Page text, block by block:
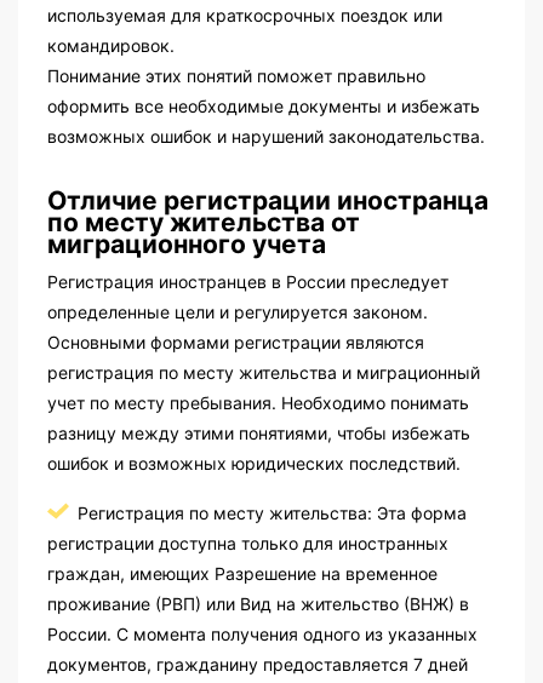
используемая для краткосрочных поездок или
командировок.
Понимание этих понятий поможет правильно
оформить все необходимые документы и избежать
возможных ошибок и нарушений законодательства.
Отличие регистрации иностранца
по месту жительства от
миграционного учета
Регистрация иностранцев в России преследует
определенные цели и регулируется законом.
Основными формами регистрации являются
регистрация по месту жительства и миграционный
учет по месту пребывания. Необходимо понимать
разницу между этими понятиями, чтобы избежать
ошибок и возможных юридических последствий.
Регистрация по месту жительства: Эта форма
регистрации доступна только для иностранных
граждан, имеющих Разрешение на временное
проживание (РВП) или Вид на жительство (ВНЖ) в
России. С момента получения одного из указанных
документов, гражданину предоставляется 7 дней